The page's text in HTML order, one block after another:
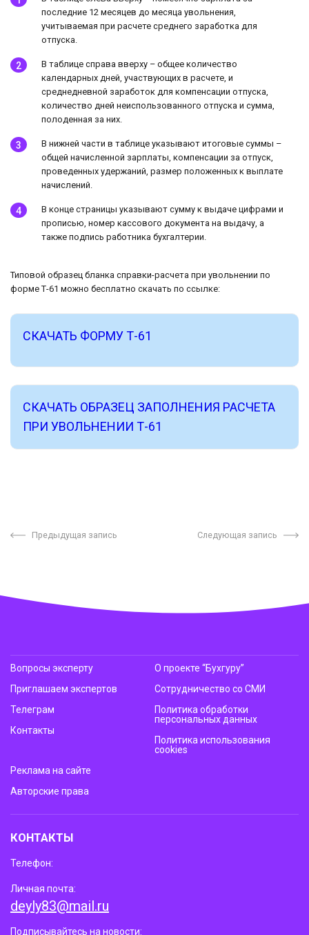
последние 12 месяцев до месяца увольнения,
учитываемая при расчете среднего заработка для
отпуска.
В таблице справа вверху – общее количество
календарных дней, участвующих в расчете, и
среднедневной заработок для компенсации отпуска,
количество дней неиспользованного отпуска и сумма,
полоденная за них.
В нижней части в таблице указывают итоговые суммы –
общей начисленной зарплаты, компенсации за отпуск,
проведенных удержаний, размер положенных к выплате
начислений.
В конце страницы указывают сумму к выдаче цифрами и
прописью, номер кассового документа на выдачу, а
также подпись работника бухгалтерии.
Типовой образец бланка справки-расчета при увольнении по
форме Т-61 можно бесплатно скачать по ссылке:
СКАЧАТЬ ФОРМУ Т-61
СКАЧАТЬ ОБРАЗЕЦ ЗАПОЛНЕНИЯ РАСЧЕТА
ПРИ УВОЛЬНЕНИИ Т-61
Предыдущая запись Следующая запись
Вопросы эксперту
Приглашаем экспертов
Телеграм
Контакты
О проекте “Бухгуру”
Сотрудничество со СМИ
Политика обработки
персональных данных
Политика использования
cookies
Реклама на сайте
Авторские права
КОНТАКТЫ
Телефон:
Личная почта:
deyly83@mail.ru
Подписывайтесь на новости: